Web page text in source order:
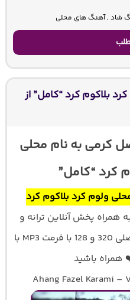
شاد , آهنگ های محلی
بلاکوم کرد “کامل” از
کرمی به نام محلی
کرد “کامل”
ولوم کرد بلاکوم کرد
همراه پخش آنلاین ترانه و
متن کامل موسیقی با کیفیت اصلی 320 و 128 با فرمت MP3 با
باشید
Ahang Fazel Karami –